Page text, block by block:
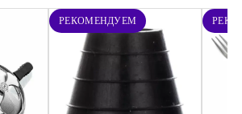
РЕКОМЕНДУЕМ